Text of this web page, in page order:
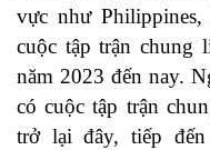
vực như
cuộc tập trận chung
năm 2023 đến nay.
có cuộc tập trận
trở lại đây, tiếp